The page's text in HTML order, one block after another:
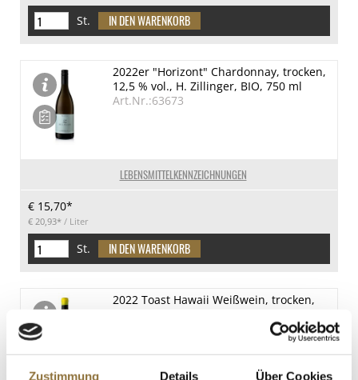
Zustimmung Details Über Cookies
St.
LEBENSMITTELKENNZEICHNUNGEN
2022er "Horizont" Chardonnay, trocken,
12,5 % vol., H. Zillinger, BIO, 750 ml
Art.Nr.:63673
€ 15,70*
€ 20,93* / Liter
St.
2022 Toast Hawaii Weißwein, trocken,